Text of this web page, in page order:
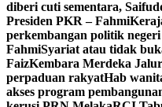
diberi cuti sementara,
Presiden PKR – Fahmi
perkembangan politik
FahmiSyariat atau tidak
FaizKembara Merdeka
perpaduan rakyatHab
akses program